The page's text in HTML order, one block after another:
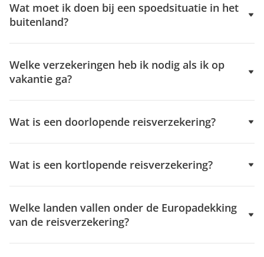
Wat moet ik doen bij een spoedsituatie in het
buitenland?
Welke verzekeringen heb ik nodig als ik op
vakantie ga?
Wat is een doorlopende reisverzekering?
Wat is een kortlopende reisverzekering?
Welke landen vallen onder de Europadekking
van de reisverzekering?